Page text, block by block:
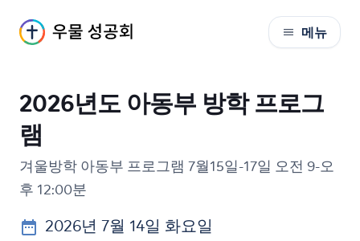
메뉴
2026년도 아동부 방학 프로그
램
겨울방학 아동부 프로그램 7월15일-17일 오전 9-오
후 12:00분
2026년 7월 14일 화요일